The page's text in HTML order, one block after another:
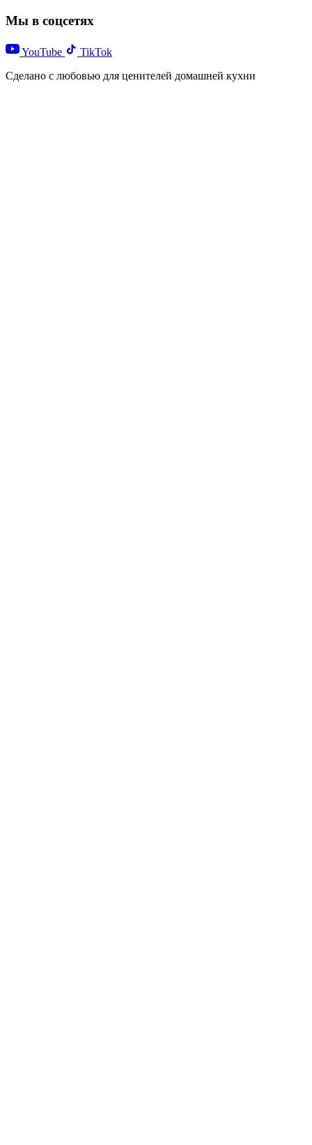
Мы в соцсетях
YouTube
TikTok
Сделано с любовью для ценителей домашней кухни